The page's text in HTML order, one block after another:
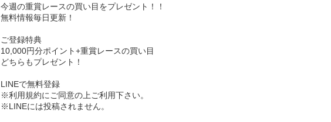
今週の重賞レースの買い目をプレゼント！！
無料情報毎日更新！
ご登録特典
10,000円分ポイント+重賞レースの買い目
どちらもプレゼント！
LINEで無料登録
※利用規約にご同意の上ご利用下さい。
※LINEには投稿されません。